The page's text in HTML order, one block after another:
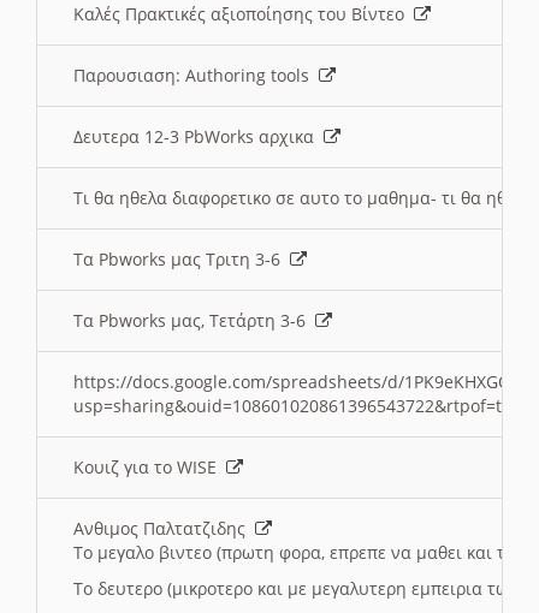
Καλές Πρακτικές αξιοποίησης του Βίντεο
Παρουσιαση: Authoring tools
Δευτερα 12-3 PbWorks αρχικα
Τι θα ηθελα διαφορετικο σε αυτο το μαθημα- τι θα
Τα Pbworks μας Τριτη 3-6
Τα Pbworks μας, Τετάρτη 3-6
https://docs.google.com/spreadsheets/d/
Κουιζ για το WISE
Ανθιμος Παλτατζιδης
Το μεγαλο βιντεο (πρωτη φορα, επρεπε να μαθει και το
Το δευτερο (μικροτερο και με μεγαλυτερη εμπειρια